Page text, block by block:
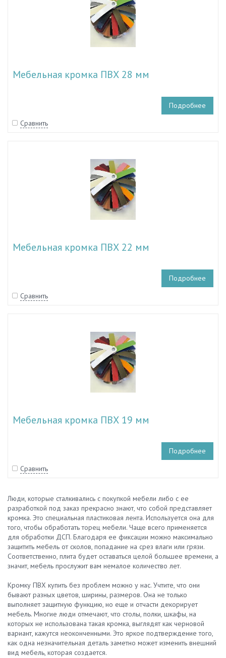
Мебельная кромка ПВХ 28 мм
Подробнее
Сравнить
Мебельная кромка ПВХ 22 мм
Подробнее
Сравнить
Мебельная кромка ПВХ 19 мм
Подробнее
Сравнить
Люди, которые сталкивались с покупкой мебели либо с ее
разработкой под заказ прекрасно знают, что собой представляет
кромка. Это специальная пластиковая лента. Используется она для
того, чтобы обработать торец мебели. Чаще всего применяется
для обработки ДСП. Благодаря ее фиксации можно максимально
защитить мебель от сколов, попадание на срез влаги или грязи.
Соответственно, плита будет оставаться целой большее времени, а
значит, мебель прослужит вам немалое количество лет.
Кромку ПВХ купить без проблем можно у нас. Учтите, что они
бывают разных цветов, ширины, размеров. Она не только
выполняет защитную функцию, но еще и отчасти декорирует
мебель. Многие люди отмечают, что столы, полки, шкафы, на
которых не использована такая кромка, выглядят как черновой
вариант, кажутся неоконченными. Это яркое подтверждение того,
как одна незначительная деталь заметно может изменить внешний
вид мебель, которая создается.